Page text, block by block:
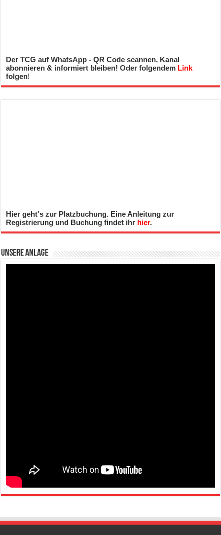
Der TCG auf WhatsApp - QR Code scannen, Kanal
abonnieren & informiert bleiben! Oder folgendem Link
folgen!
Hier geht's zur Platzbuchung. Eine Anleitung zur
Registrierung und Buchung findet ihr hier.
Unsere Anlage